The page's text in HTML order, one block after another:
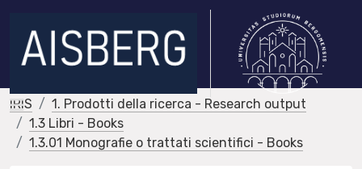
IRIS
1. Prodotti della ricerca - Research output
1.3 Libri - Books
1.3.01 Monografie o trattati scientifici - Books